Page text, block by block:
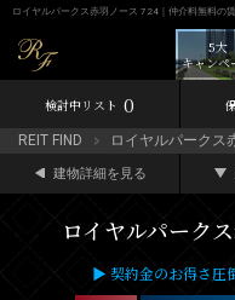
ロイヤルパークス赤羽ノース 724｜仲介料無料の
5大
キャンペ
検討中リスト 0
REIT FIND ロイヤルパークス
建物詳細を見る
ロイヤルパーク
▶ 契約金のお得さ圧